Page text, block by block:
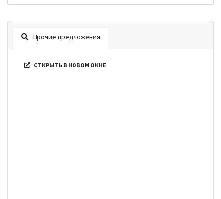
Прочие предложения
ОТКРЫТЬ В НОВОМ ОКНЕ